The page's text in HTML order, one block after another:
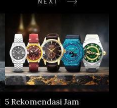
5 Rekomendasi Jam